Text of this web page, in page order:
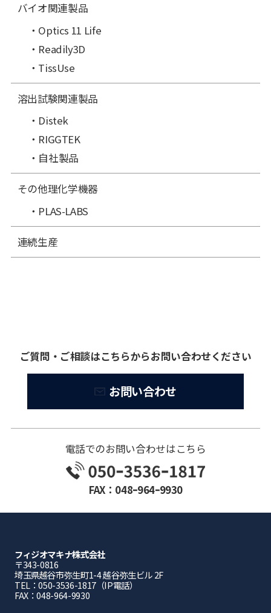
バイオ関連製品
Optics 11 Life
Readily3D
TissUse
溶出試験関連製品
Distek
RIGGTEK
自社製品
その他理化学機器
PLAS-LABS
連続生産
ご質問・ご相談はこちらからお問い合わせください
お問い合わせ
電話でのお問い合わせはこちら
FAX：048ｰ964ｰ9930
フィジオマキナ株式会社
〒343-0816
埼⽟県越⾕市弥⽣町1-4 越⾕弥⽣ビル 2F
TEL：050-3536-1817（IP電話）
FAX：048-964-9930